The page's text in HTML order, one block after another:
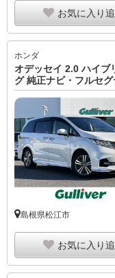
お気に入り
ホンダ
オデッセイ 2.0 ハイブ
グ 純正ナビ・フルセ
島根県松江市
お気に入り